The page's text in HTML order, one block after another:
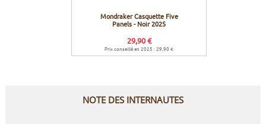
Mondraker Casquette Five
Panels - Noir 2025
29,90 €
Prix conseillé en 2025 : 29,90 €
NOTE DES INTERNAUTES